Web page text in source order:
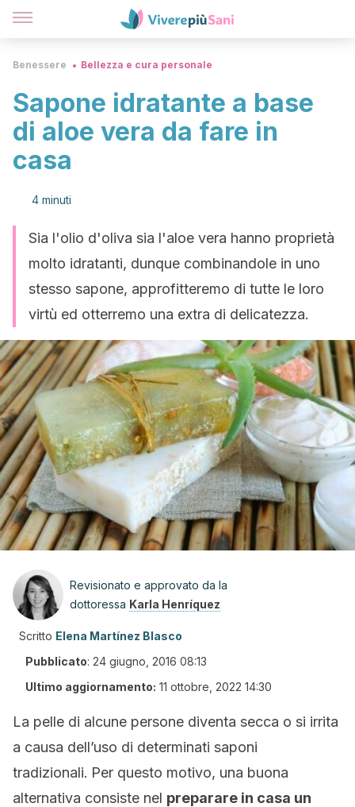
Benessere Bellezza e cura personale
Sapone idratante a base
di aloe vera da fare in
casa
4 minuti
Sia l'olio d'oliva sia l'aloe vera hanno proprietà
molto idratanti, dunque combinandole in uno
stesso sapone, approfitteremo di tutte le loro
virtù ed otterremo una extra di delicatezza.
Revisionato e approvato da la
dottoressa Karla Henríquez
Scritto Elena Martínez Blasco
Pubblicato: 24 giugno, 2016 08:13
Ultimo aggiornamento: 11 ottobre, 2022 14:30
La pelle di alcune persone diventa secca o si irrita
a causa dell’uso di determinati saponi
tradizionali. Per questo motivo, una buona
alternativa consiste nel preparare in casa un